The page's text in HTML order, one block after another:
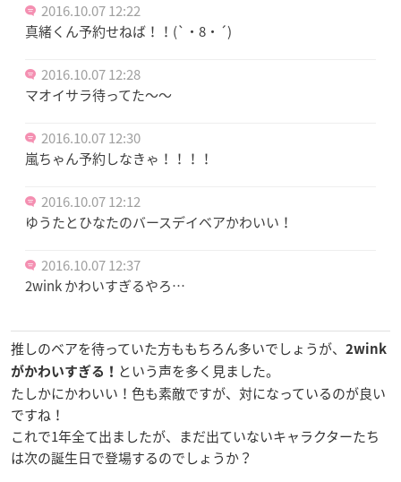
2016.10.07 12:22
真緒くん予約せねば！！(`・8・´)
2016.10.07 12:28
マオイサラ待ってた〜〜
2016.10.07 12:30
嵐ちゃん予約しなきゃ！！！！
2016.10.07 12:12
ゆうたとひなたのバースデイベアかわいい！
2016.10.07 12:37
2wink かわいすぎるやろ…
推しのベアを待っていた方ももちろん多いでしょうが、
2wink
がかわいすぎる！ という声を多く見ました。
たしかにかわいい！色も素敵ですが、対になっているのが良い
ですね！
これで1年全て出ましたが、まだ出ていないキャラクターたち
は次の誕生日で登場するのでしょうか？